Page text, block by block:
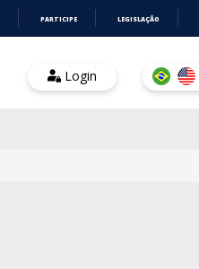
PARTICIPE LEGISLAÇÃO
Login